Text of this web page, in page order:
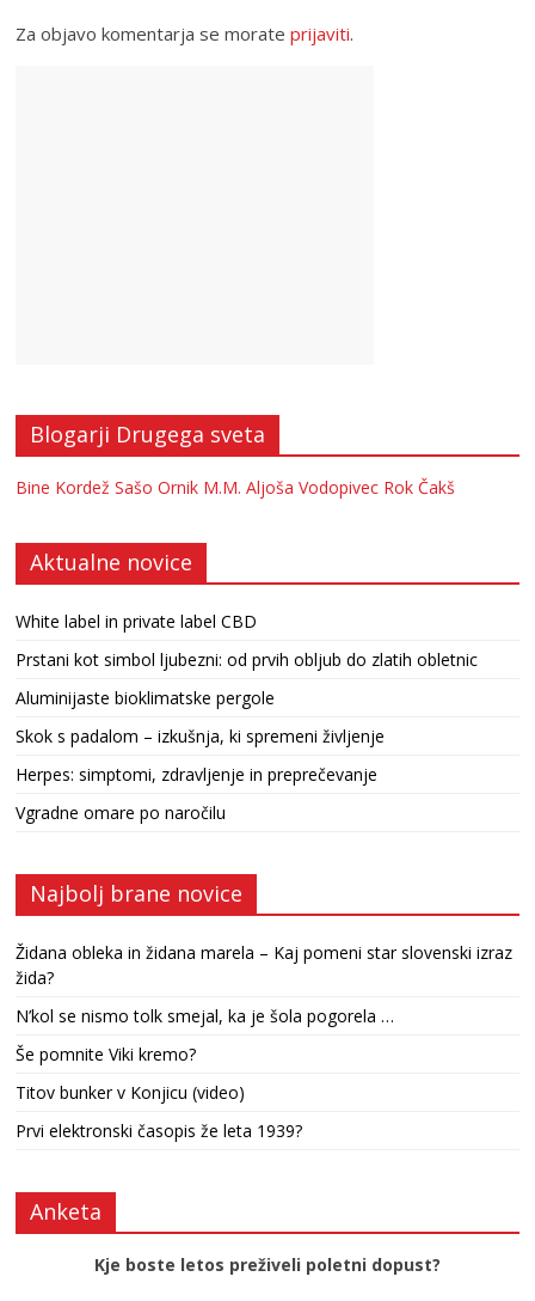
Za objavo komentarja se morateprijaviti.
Blogarji Drugega sveta
Bine Kordež Sašo Ornik M.M. Aljoša Vodopivec Rok Čakš
Aktualne novice
White label in private label CBD
Prstani kot simbol ljubezni: od prvih obljub do zlatih obletnic
Aluminijaste bioklimatske pergole
Skok s padalom – izkušnja, ki spremeni življenje
Herpes: simptomi, zdravljenje in preprečevanje
Vgradne omare po naročilu
Najbolj brane novice
Židana obleka in židana marela – Kaj pomeni star slovenski izraz
žida?
N’kol se nismo tolk smejal, ka je šola pogorela …
Še pomnite Viki kremo?
Titov bunker v Konjicu (video)
Prvi elektronski časopis že leta 1939?
Anketa
Kje boste letos preživeli poletni dopust?